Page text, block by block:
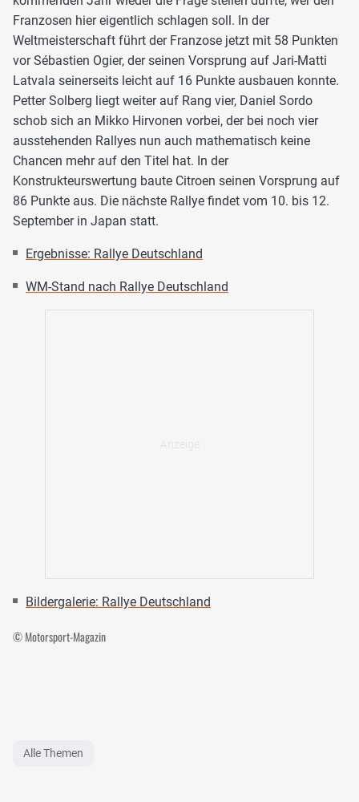
Franzosen hier eigentlich schlagen soll. In der
Weltmeisterschaft führt der Franzose jetzt mit 58 Punkten
vor Sébastien Ogier, der seinen Vorsprung auf Jari-Matti
Latvala seinerseits leicht auf 16 Punkte ausbauen konnte.
Petter Solberg liegt weiter auf Rang vier, Daniel Sordo
schob sich an Mikko Hirvonen vorbei, der bei noch vier
ausstehenden Rallyes nun auch mathematisch keine
Chancen mehr auf den Titel hat. In der
Konstrukteurswertung baute Citroen seinen Vorsprung auf
86 Punkte aus. Die nächste Rallye findet vom 10. bis 12.
September in Japan statt.
Ergebnisse: Rallye Deutschland
WM-Stand nach Rallye Deutschland
Bildergalerie: Rallye Deutschland
© Motorsport-Magazin
Alle Themen